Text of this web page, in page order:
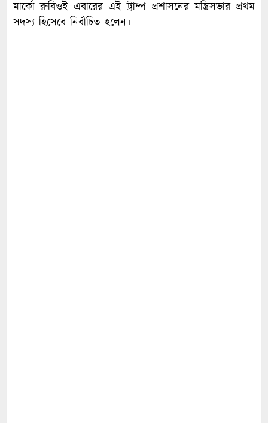
মার্কো রুবিওই এবারের এই ট্রাম্প প্রশাসনের মন্ত্রিসভার প্রথম
সদস্য হিসেবে নির্বাচিত হলেন।